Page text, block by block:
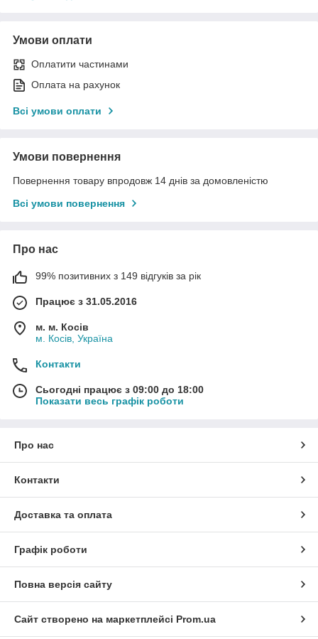
Умови оплати
Оплатити частинами
Оплата на рахунок
Всі умови оплати
Умови повернення
Повернення товару впродовж 14 днів за домовленістю
Всі умови повернення
Про нас
99% позитивних з 149 відгуків за рік
Працює з 31.05.2016
м. м. Косів
м. Косів, Україна
Контакти
Сьогодні працює з 09:00 до 18:00
Показати весь графік роботи
Про нас
Контакти
Доставка та оплата
Графік роботи
Повна версія сайту
Сайт створено на маркетплейсі Prom.ua